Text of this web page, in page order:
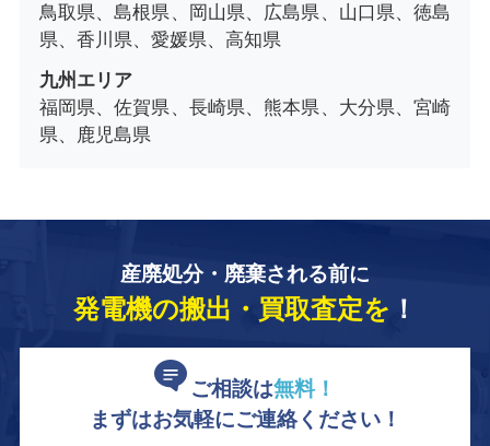
鳥取県、島根県、岡山県、広島県、山口県、徳島
県、香川県、愛媛県、高知県
九州エリア
福岡県、佐賀県、長崎県、熊本県、大分県、宮崎
県、鹿児島県
産廃処分・廃棄される前に
発電機の搬出・買取査定を ！
ご相談は無料！
まずはお気軽にご連絡ください！